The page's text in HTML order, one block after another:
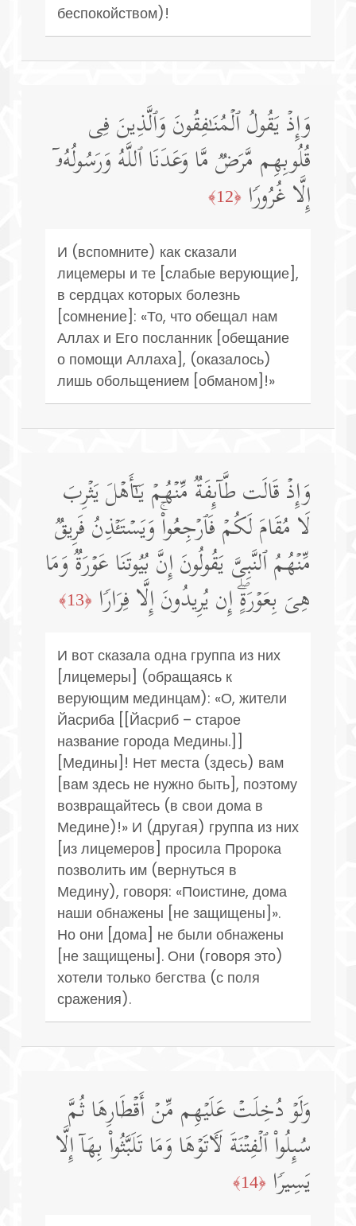
беспокойством)!
وَإِذۡ یَقُولُ ٱلۡمُنَـٰفِقُونَ وَٱلَّذِینَ فِی
قُلُوبِهِم مَّرَضࣱ مَّا وَعَدَنَا ٱللَّهُ وَرَسُولُهُۥۤ
إِلَّا غُرُورࣰا ﴿12﴾
И (вспомните) как сказали
лицемеры и те [слабые верующие],
в сердцах которых болезнь
[сомнение]: «То, что обещал нам
Аллах и Его посланник [обещание
о помощи Аллаха], (оказалось)
лишь обольщением [обманом]!»
وَإِذۡ قَالَت طَّاۤىِٕفَةࣱ مِّنۡهُمۡ یَـٰۤأَهۡلَ یَثۡرِبَ
لَا مُقَامَ لَكُمۡ فَٱرۡجِعُوا۟ۚ وَیَسۡتَـٔۡذِنُ فَرِیقࣱ
مِّنۡهُمُ ٱلنَّبِیَّ یَقُولُونَ إِنَّ بُیُوتَنَا عَوۡرَةࣱ وَمَا
هِیَ بِعَوۡرَةٍۖ إِن یُرِیدُونَ إِلَّا فِرَارࣰا ﴿13﴾
И вот сказала одна группа из них
[лицемеры] (обращаясь к
верующим мединцам): «О, жители
Йасриба [[Йасриб – старое
название города Медины.]]
[Медины]! Нет места (здесь) вам
[вам здесь не нужно быть], поэтому
возвращайтесь (в свои дома в
Медине)!» И (другая) группа из них
[из лицемеров] просила Пророка
позволить им (вернуться в
Медину), говоря: «Поистине, дома
наши обнажены [не защищены]».
Но они [дома] не были обнажены
[не защищены]. Они (говоря это)
хотели только бегства (с поля
сражения).
وَلَوۡ دُخِلَتۡ عَلَیۡهِم مِّنۡ أَقۡطَارِهَا ثُمَّ
سُىِٕلُوا۟ ٱلۡفِتۡنَةَ لَـَٔاتَوۡهَا وَمَا تَلَبَّثُوا۟ بِهَاۤ إِلَّا
یَسِیرࣰا ﴿14﴾